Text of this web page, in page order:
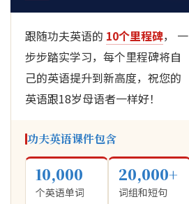
跟随功夫英语的 10个里程碑， 一
步步踏实学习，每个里程碑将自
己的英语提升到新高度，祝您的
英语跟18岁母语者一样好！
功夫英语课件包含
10,000
个英语单词
20,000+
词组和短句